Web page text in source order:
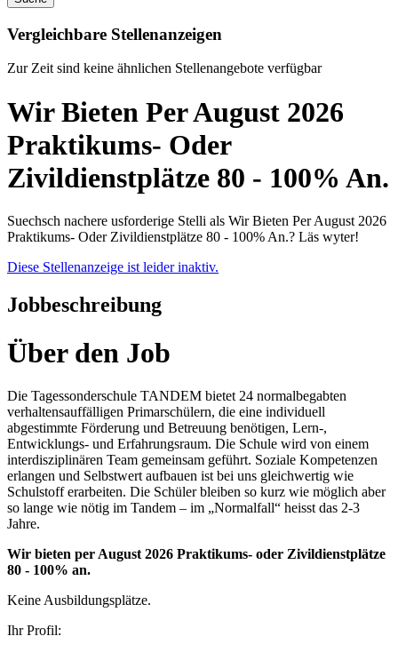
Vergleichbare Stellenanzeigen
Zur Zeit sind keine ähnlichen Stellenangebote verfügbar
Wir Bieten Per August 2026
Praktikums- Oder
Zivildienstplätze 80 - 100% An.
Suechsch nachere usforderige Stelli als Wir Bieten Per August 2026
Praktikums- Oder Zivildienstplätze 80 - 100% An.? Läs wyter!
Diese Stellenanzeige ist leider inaktiv.
Jobbeschreibung
Über den Job
Die Tagessonderschule TANDEM bietet 24 normalbegabten
verhaltensauffälligen Primarschülern, die eine individuell
abgestimmte Förderung und Betreuung benötigen, Lern-,
Entwicklungs- und Erfahrungsraum. Die Schule wird von einem
interdisziplinären Team gemeinsam geführt. Soziale Kompetenzen
erlangen und Selbstwert aufbauen ist bei uns gleichwertig wie
Schulstoff erarbeiten. Die Schüler bleiben so kurz wie möglich aber
so lange wie nötig im Tandem – im „Normalfall“ heisst das 2-3
Jahre.
Wir bieten per August 2026 Praktikums- oder Zivildienstplätze
80 - 100% an.
Keine Ausbildungsplätze.
Ihr Profil: